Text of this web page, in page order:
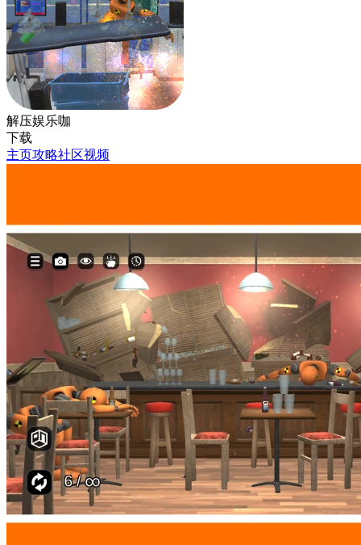
解压娱乐咖
下载
主页攻略社区视频